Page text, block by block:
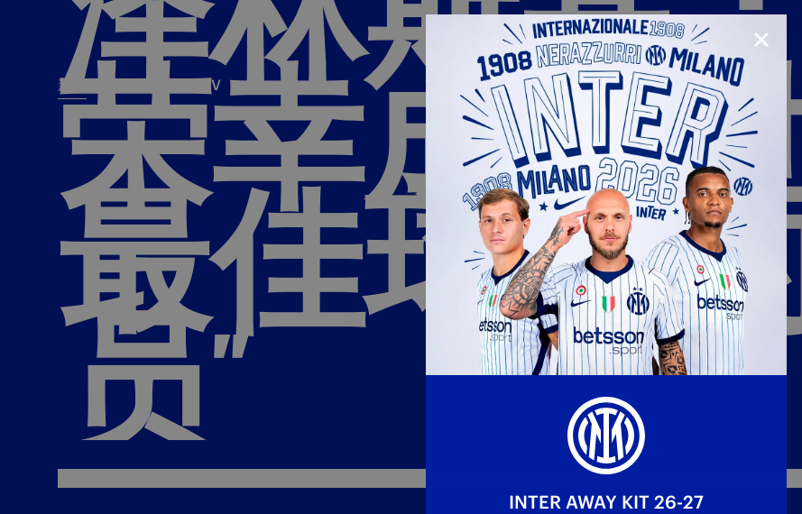
新闻
新闻 所有新闻
一线队
俱乐部
Tickets and stadium
国际米兰女子队
Youth sector
合作伙伴
国际米兰俱乐部
国际米兰青训学院
赛季 团队
赛程 赛果
Matchday programme
俱乐
部
INTER TV
票务 Tickets
Season Pass
Season pass resale
Change owner
Siamo Noi Card
Hospitality
Hospitality Virtual Tour
Away matches
Parking
荣幸成为
最佳球队
员”
CLOSE
INTER AWAY KIT 26-27